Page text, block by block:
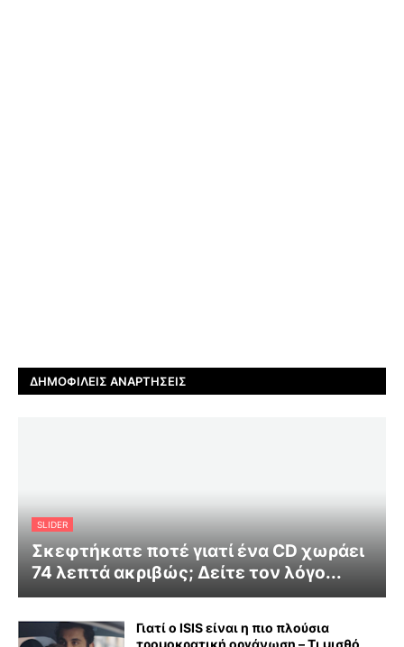
ΔΗΜΟΦΙΛΕΊΣ ΑΝΑΡΤΉΣΕΙΣ
SLIDER
Σκεφτήκατε ποτέ γιατί ένα CD χωράει
74 λεπτά ακριβώς; Δείτε τον λόγο...
Γιατί ο ISIS είναι η πιο πλούσια